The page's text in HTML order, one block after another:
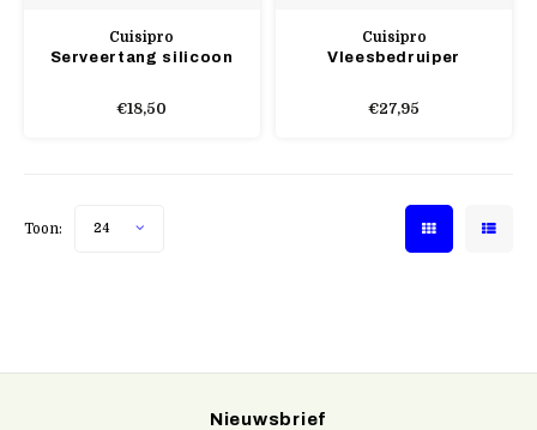
Cuisipro
Serveertang silicoon
€18,50
Cuisipro
Vleesbedruiper
€27,95
Toon: 24
Nieuwsbrief